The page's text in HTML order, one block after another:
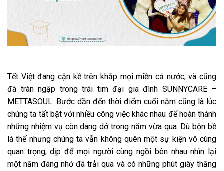
Tết Việt đang cận kề trên khắp mọi miền cả nước, và cũng
đã tràn ngập trong trái tim đại gia đình SUNNYCARE –
METTASOUL. Bước dần đến thời điểm cuối năm cũng là lúc
chúng ta tất bật với nhiều công việc khác nhau để hoàn thành
những nhiệm vụ còn dang dở trong năm vừa qua. Dù bộn bề
là thế nhưng chúng ta vẫn không quên một sự kiện vô cùng
quan trọng, dịp để mọi người cùng ngồi bên nhau nhìn lại
một năm đáng nhớ đã trải qua và có những phút giây thăng